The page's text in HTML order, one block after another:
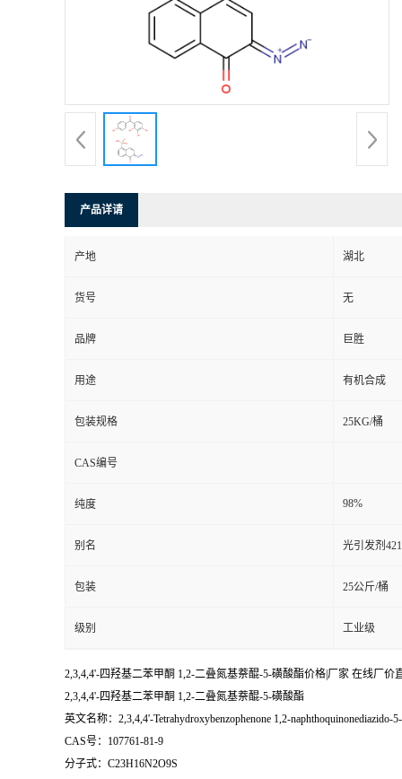
产品详请
产地 湖北
货号 无
品牌 巨胜
用途 有机合成
包装规格 25KG/桶
CAS编号
纯度 98%
别名 光引发剂
包装 25公斤/桶
级别 工业级
2,3,4,4'-四羟基二苯甲酮 1,2-二叠氮基萘醌-5-磺酸酯价格|厂家 在线厂
2,3,4,4'-四羟基二苯甲酮 1,2-二叠氮基萘醌-5-磺酸酯
英文名称：2,3,4,4'-Tetrahydroxybenzophenone 1,2-naphthoquinonediazido-
CAS号：107761-81-9
分子式：C23H16N2O9S